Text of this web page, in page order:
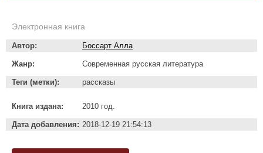
Электронная книга
Автор: Боссарт Алла
Жанр: Современная русская литература
Теги (метки): рассказы
Книга издана: 2010 год.
Дата добавления: 2018-12-19 21:54:13